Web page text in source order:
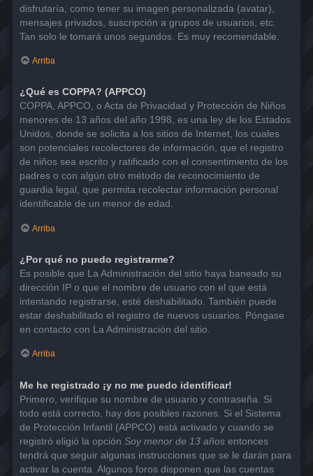
disfrutaría, como tener su imagen personalizada (avatar),
mensajes privados, suscripción a grupos de usuarios, etc.
Tan solo le tomará unos segundos. Es muy recomendable.
Arriba
¿Qué es COPPA? (APPCO)
COPPA, APPCO, o Acta de Privacidad y Protección de Niños
menores de 13 años del año 1998, es una ley de los Estados
Unidos, donde se solicita a los sitios de Internet, los cuales
son potenciales recolectores de información, que el registro
de niños sea escrito y ratificado con el consentimiento de los
padres o con algún otro método de reconocimiento de
guardia legal, que permita recolectar información personal
identificable de un menor de edad.
Arriba
¿Por qué no puedo registrarme?
Es posible que La Administración del sitio haya baneado su
dirección IP o que el nombre de usuario con el que está
intentando registrarse, esté deshabilitado. También puede
estar deshabilitado el registro de nuevos usuarios. Póngase
en contacto con La Administración del sitio.
Arriba
Me he registrado ¡y no me puedo identificar!
Primero, verifique su nombre de usuario y contraseña. Si
todo está correcto, hay dos posibles razones. Si el Sistema
de Protección Infantil (APPCO) está activado y cuando se
registró eligió la opción Soy menor de 13 años entonces
tendrá que seguir algunas instrucciones que se le darán para
activar la cuenta. Algunos foros disponen que las cuentas